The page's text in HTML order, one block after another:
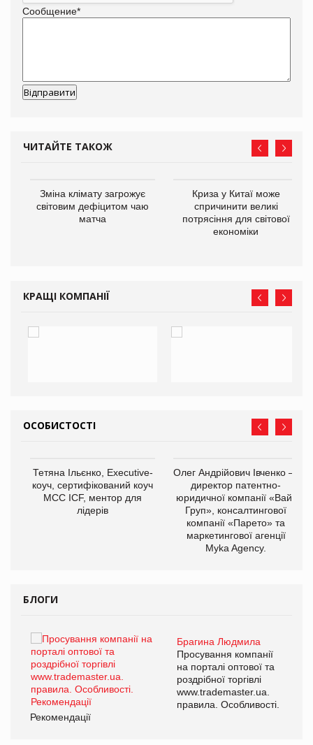
Сообщение*
ЧИТАЙТЕ ТАКОЖ
Зміна клімату загрожує
світовим дефіцитом чаю
матча
Криза у Китаї може
спричинити великі
потрясіння для світової
економіки
КРАЩІ КОМПАНІЇ
ОСОБИСТОСТІ
Тетяна Ільєнко, Executive-
коуч, сертифікований коуч
МСС ICF, ментор для
лідерів
Олег Андрійович Івченко —
директор патентно-
юридичної компанії «Вайз
Груп», консалтингової
компанії «Парето» та
маркетингової агенції
Myka Agency.
БЛОГИ
Брагина Людмила
Просування компанії
на порталі оптової та
роздрібної торгівлі
www.trademaster.ua.
правила. Особливості.
Рекомендації